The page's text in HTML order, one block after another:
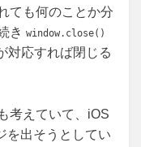
ても何のことか分
き window.close()
対応すれば閉じる
考えていて、iOS
を出そうとしてい